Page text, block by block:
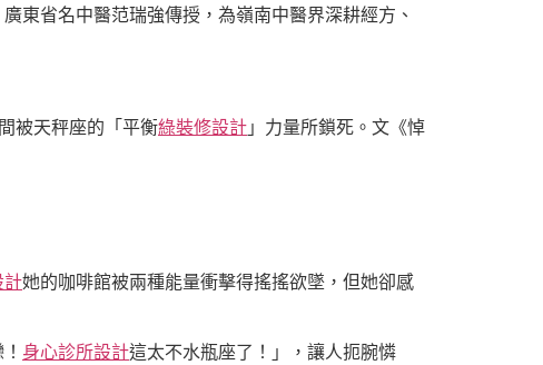
東省名中醫范瑞強傳授，為嶺南中醫界深耕經方、
被天秤座的「平衡綠裝修設計 」力量所鎖死。文《悼
計她的咖啡館被兩種能量衝擊得搖搖欲墜，但她卻感
身心診所設計這太不水瓶座了！」，讓人扼腕憐